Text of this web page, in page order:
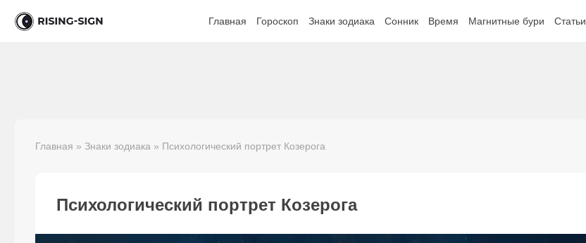
Главная Гороскоп Знаки зодиака Сонник Время Магнитные бури Статьи
Главная » Знаки зодиака » Психологический портрет Козерога
Психологический портрет Козерога